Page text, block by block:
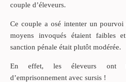
couple d’éleveurs.
Ce couple a osé intenter un pourvoi
moyens invoqués étaient faibles
sanction pénale était plutôt modérée.
En effet, les éleveurs ont
d’emprisonnement avec sursis !